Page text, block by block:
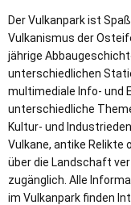
Der Vulkanpark ist
Vulkanismus der
jährige
unterschiedlichen
multimediale Info- und
unterschiedliche
Kultur- und
Vulkane, antike Relikte
über die Landschaft
zugänglich. Alle
im Vulkanpark finden